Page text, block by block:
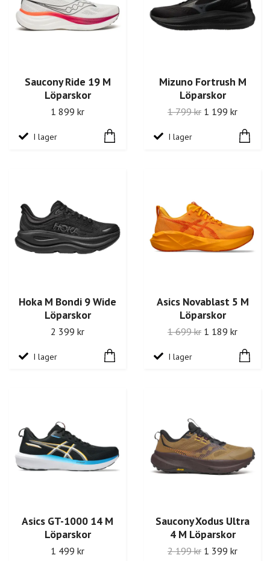
Saucony Ride 19 M
Löparskor
1 899 kr
I lager
Mizuno Fortrush M
Löparskor
1 799 kr 1 199 kr
I lager
Hoka M Bondi 9 Wide
Löparskor
2 399 kr
I lager
Asics Novablast 5 M
Löparskor
1 699 kr 1 189 kr
I lager
Asics GT-1000 14 M
Löparskor
1 499 kr
Saucony Xodus Ultra
4 M Löparskor
2 199 kr 1 399 kr